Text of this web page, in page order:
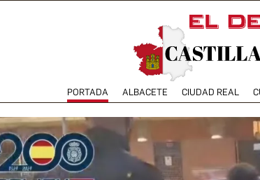
PORTADA ALBACETE CIUDAD REAL